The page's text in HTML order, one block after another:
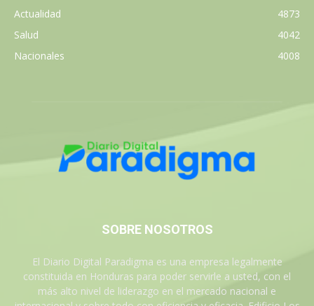
Actualidad
4873
Salud
4042
Nacionales
4008
SOBRE NOSOTROS
El Diario Digital Paradigma es una empresa legalmente
constituida en Honduras para poder servirle a usted, con el
más alto nivel de liderazgo en el mercado nacional e